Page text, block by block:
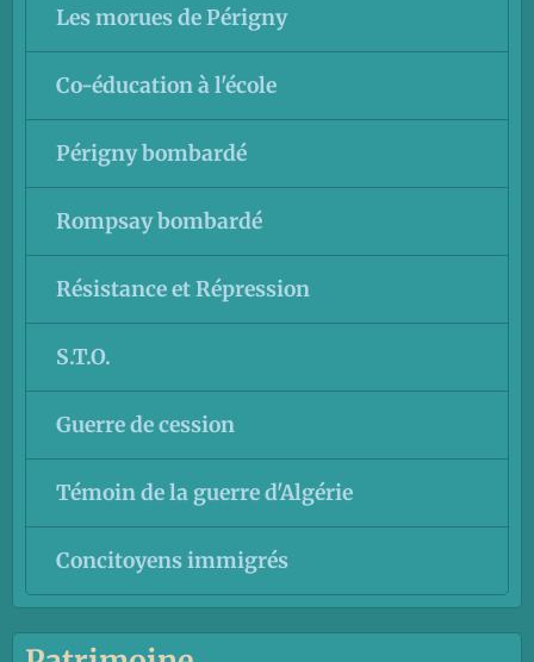
Les morues de Périgny
Co-éducation à l'école
Périgny bombardé
Rompsay bombardé
Résistance et Répression
S.T.O.
Guerre de cession
Témoin de la guerre d'Algérie
Concitoyens immigrés